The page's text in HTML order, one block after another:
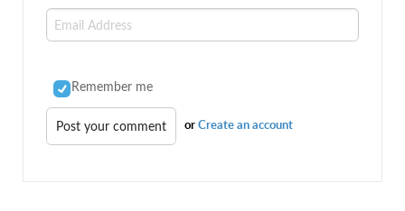
Remember me
orCreate an account